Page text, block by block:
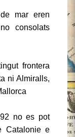
mar eren
consolats
frontera
ni Almiralls,
no es pot
Catalonie e